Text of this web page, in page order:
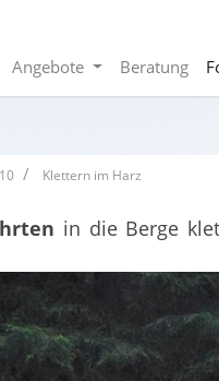
Angebote Beratung
Klettern im Harz
in die Berge